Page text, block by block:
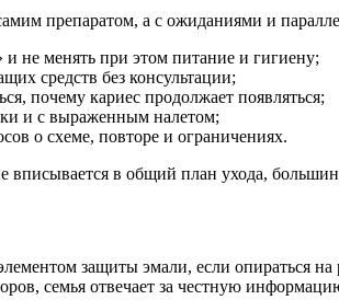
препаратом, а с ожиданиями и
не менять при этом питание и гигиену;
средств без консультации;
почему кариес продолжает появляться;
и с выраженным налетом;
о схеме, повторе и ограничениях.
в общий план ухода,
защиты эмали, если опираться
семья отвечает за честную